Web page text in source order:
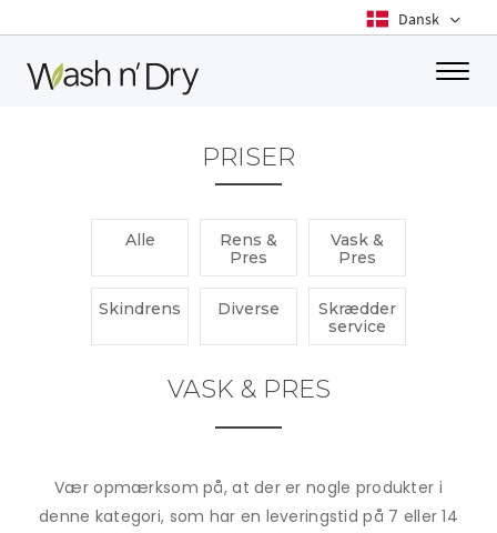
PRISER
Alle
Rens &
Pres
Vask &
Pres
Skindrens Diverse
Skrædder
service
VASK & PRES
Vær opmærksom på, at der er nogle produkter i
denne kategori, som har en leveringstid på 7 eller 14